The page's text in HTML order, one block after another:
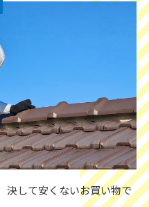
決して安くないお買い物で